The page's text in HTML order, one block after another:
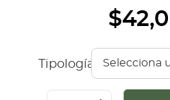
Cerrar Sesión
$
Tipología